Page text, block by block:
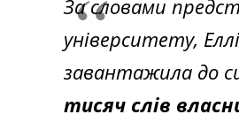
За словами
університету,
завантажила до
тисяч слів